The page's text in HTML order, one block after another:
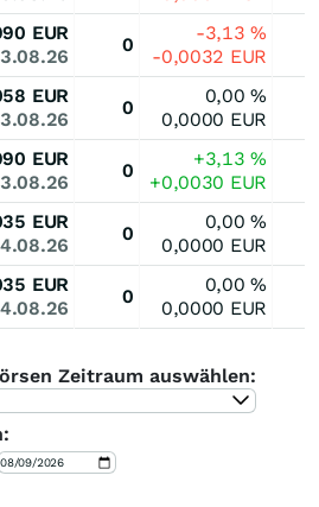
EUR
0
-3,13%
-0,0032 EUR
EUR
0
0,00%
0,0000 EUR
EUR
0
+3,13%
+0,0030 EUR
EUR
0
0,00%
0,0000 EUR
EUR
0
0,00%
0,0000 EUR
Zeitraum auswählen: